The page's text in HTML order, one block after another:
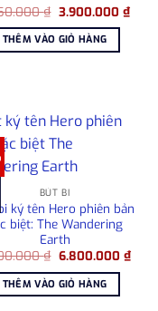
₫ Giá
là:
4.950.000 ₫.
3.900.000 ₫Giá
hiện
THÊM VÀO GIỎ HÀNG
BÚT BI
bi ký tên Hero phiên bản
biệt: The Wandering
Earth
₫ Giá
là:
8.300.000 ₫.
6.800.000 ₫Giá
hiện
THÊM VÀO GIỎ HÀNG